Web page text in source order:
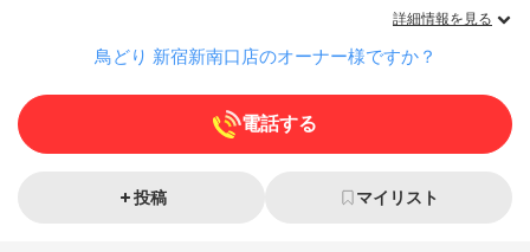
詳細情報を見る
鳥どり 新宿新南口店のオーナー様ですか？
電話する
投稿 マイリスト